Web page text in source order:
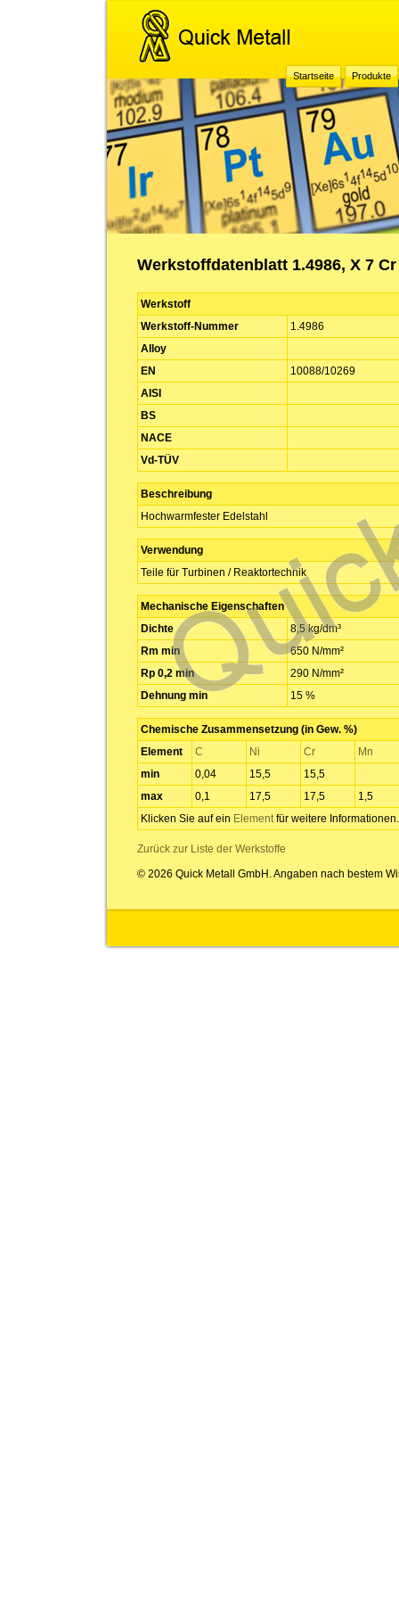
Startseite Produkte
Werkstoffdatenblatt 1.4986, X 7
Werkstoff
Werkstoff-Nummer
1.4986
Alloy
EN
10088/10269
AISI
BS
NACE
Vd-TÜV
Beschreibung
Hochwarmfester Edelstahl
Verwendung
Teile für Turbinen / Reaktortechnik
Mechanische Eigenschaften
Dichte
8,5 kg/dm³
Rm min
650 N/mm²
Rp 0,2 min
290 N/mm²
Dehnung min
15 %
Chemische Zusammensetzung (in Gew. %)
Element
C Ni Cr
Mn
min
0,04 15,5
15,5
max
0,1 17,5 17,5
1,5
Klicken Sie auf ein Elementfür weitere Informationen.
Zurück zur Liste der Werkstoffe
© 2026 Quick Metall GmbH. Angaben nach bestem